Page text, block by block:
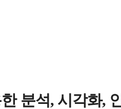
분석, 시각화,